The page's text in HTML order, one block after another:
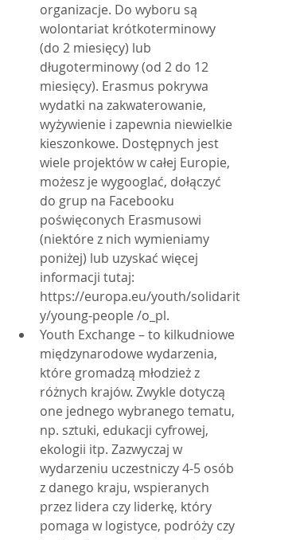
organizacje. Do wyboru są
wolontariat krótkoterminowy
(do 2 miesięcy) lub
długoterminowy (od 2 do 12
miesięcy). Erasmus pokrywa
wydatki na zakwaterowanie,
wyżywienie i zapewnia niewielkie
kieszonkowe. Dostępnych jest
wiele projektów w całej Europie,
możesz je wygooglać, dołączyć
do grup na Facebooku
poświęconych Erasmusowi
(niektóre z nich wymieniamy
poniżej) lub uzyskać więcej
informacji tutaj:
https://europa.eu/youth/solidarit
y/young-people /o_pl.
Youth Exchange – to kilkudniowe
międzynarodowe wydarzenia,
które gromadzą młodzież z
różnych krajów. Zwykle dotyczą
one jednego wybranego tematu,
np. sztuki, edukacji cyfrowej,
ekologii itp. Zazwyczaj w
wydarzeniu uczestniczy 4-5 osób
z danego kraju, wspieranych
przez lidera czy liderkę, który
pomaga w logistyce, podróży czy